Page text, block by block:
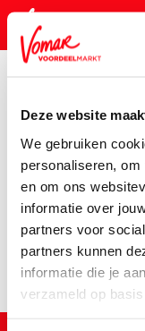
Deze website
We gebruiken
personaliseren,
en om ons
informatie over
partners voor
partners kunnen
informatie die je
verzameld op
KIK-kaart
Pincode
Persoonlijk
Assortiment
Er is een fout
We hebben het